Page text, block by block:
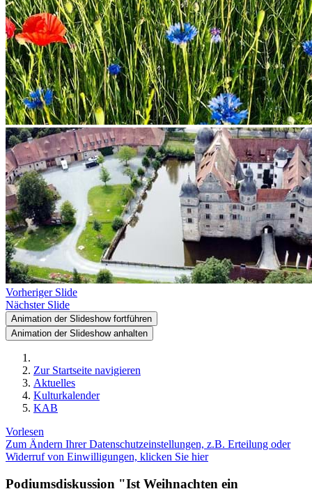
Vorheriger Slide
Nächster Slide
Animation der Slideshow fortführen
Animation der Slideshow anhalten
Zur Startseite navigieren
Aktuelles
Kulturkalender
KAB
Vorlesen
Zum Ändern Ihrer Datenschutzeinstellungen, z.B. Erteilung oder
Widerruf von Einwilligungen, klicken Sie hier
Podiumsdiskussion "Ist Weihnachten ein